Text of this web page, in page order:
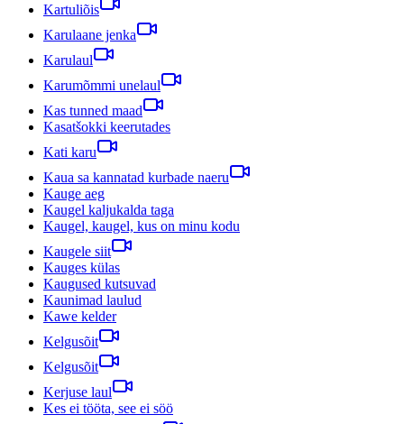
Kartuliõis
Karulaane jenka
Karulaul
Karumõmmi unelaul
Kas tunned maad
Kasatšokki keerutades
Kati karu
Kaua sa kannatad kurbade naeru
Kauge aeg
Kaugel kaljukalda taga
Kaugel, kaugel, kus on minu kodu
Kaugele siit
Kauges külas
Kaugused kutsuvad
Kaunimad laulud
Kawe kelder
Kelgusõit
Kelgusõit
Kerjuse laul
Kes ei tööta, see ei söö